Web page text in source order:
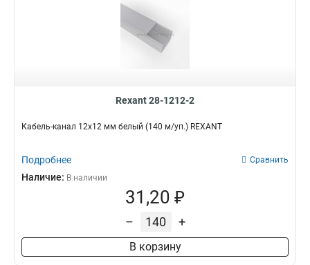
Rexant 28-1212-2
Кабель-канал 12х12 мм белый (140 м/уп.) REXANT
Подробнее Сравнить
Наличие: В наличии
31,20 ₽
– +
В корзину